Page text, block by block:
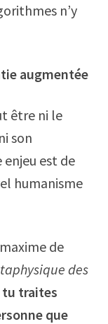
n’y
augmentée
être ni le
son
est de
humanisme
de
des
tu traites
que